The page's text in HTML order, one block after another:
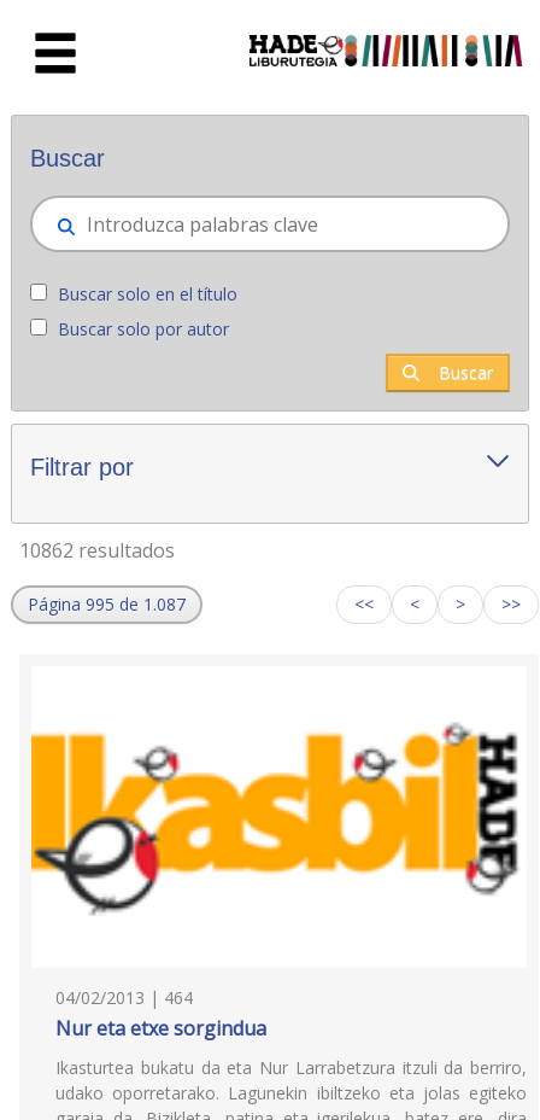
Novedades - Liburutegia
Buscar
Buscar solo en el título
Buscar solo por autor
Buscar
Filtrar por
10862 resultados
Página 995 de 1.087 << < > >>
04/02/2013 | 464
Nur eta etxe sorgindua
Ikasturtea bukatu da eta Nur Larrabetzura itzuli da berriro,
udako oporretarako. Lagunekin ibiltzeko eta jolas egiteko